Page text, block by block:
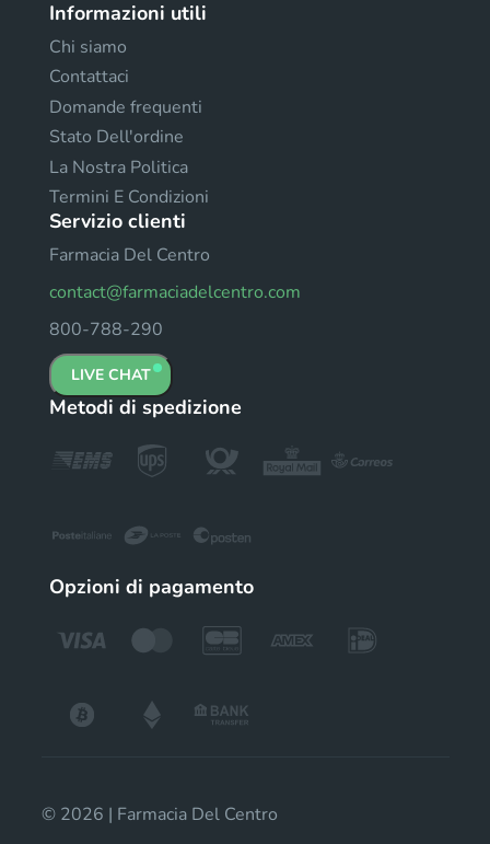
Informazioni utili
Chi siamo
Contattaci
Domande frequenti
Stato Dell'ordine
La Nostra Politica
Termini E Condizioni
Servizio clienti
Farmacia Del Centro
contact@farmaciadelcentro.com
800-788-290
LIVE CHAT
Metodi di spedizione
Opzioni di pagamento
© 2026 | Farmacia Del Centro